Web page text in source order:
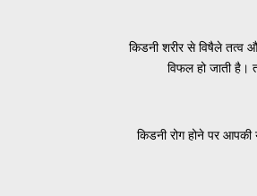
किडनी शरीर से विषैले तत्व
विफल हो जाती
किडनी रोग होने पर आपकी